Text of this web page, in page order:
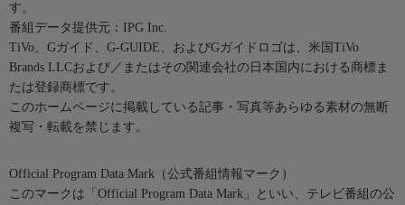
す。
番組データ提供元：IPG Inc.
TiVo、Gガイド、G-GUIDE、およびGガイドロゴは、米国TiVo
Brands LLCおよび／またはその関連会社の日本国内における商標ま
たは登録商標です。
このホームページに掲載している記事・写真等あらゆる素材の無断
複写・転載を禁じます。
Official Program Data Mark（公式番組情報マーク）
このマークは「Official Program Data Mark」といい、テレビ番組の公